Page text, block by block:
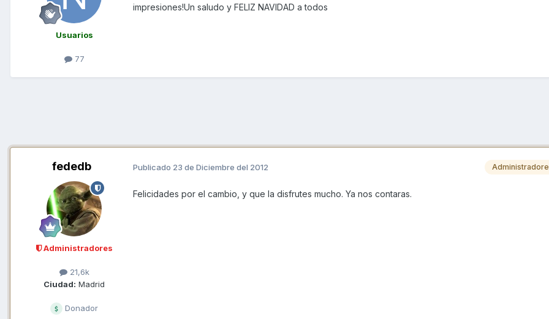
Usuarios
77
impresiones!Un saludo y FELIZ NAVIDAD a todos
fededb
Administradores
21,6k
Ciudad: Madrid
Donador
Publicado 23 de Diciembre del 2012
Felicidades por el cambio, y que la disfrutes mucho. Ya nos contaras.